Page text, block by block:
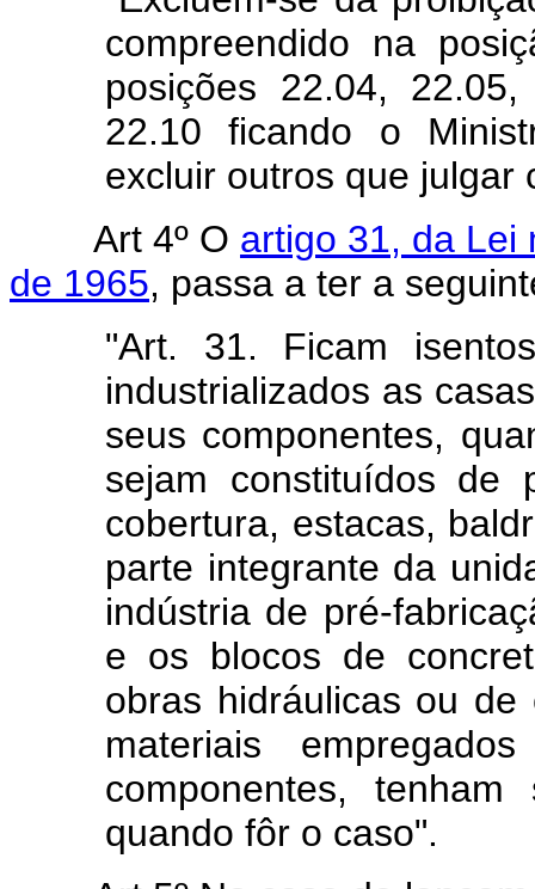
compreendido na
posições 22.04,
22.10 ficando o
excluir outros que julgar
Art 4º O artigo 31, da Lei
de 1965, passa a ter a
"Art. 31. Ficam
industrializados as
seus componentes,
sejam constituídos de
cobertura, estacas,
parte integrante da
indústria de pré-
e os blocos de
obras hidráulicas ou
materiais
componentes, tenham
quando fôr o caso".